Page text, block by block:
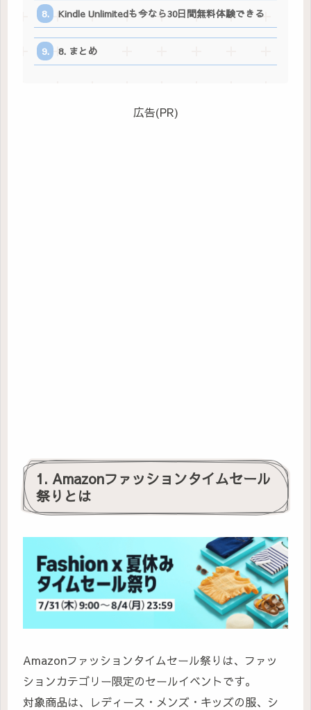
Kindle Unlimitedも今なら30日間無料体験できる
8. まとめ
広告(PR)
1. Amazonファッションタイムセール
祭りとは
Amazonファッションタイムセール祭りは、ファッ
ションカテゴリー限定のセールイベントです。
対象商品は、レディース・メンズ・キッズの服、シ